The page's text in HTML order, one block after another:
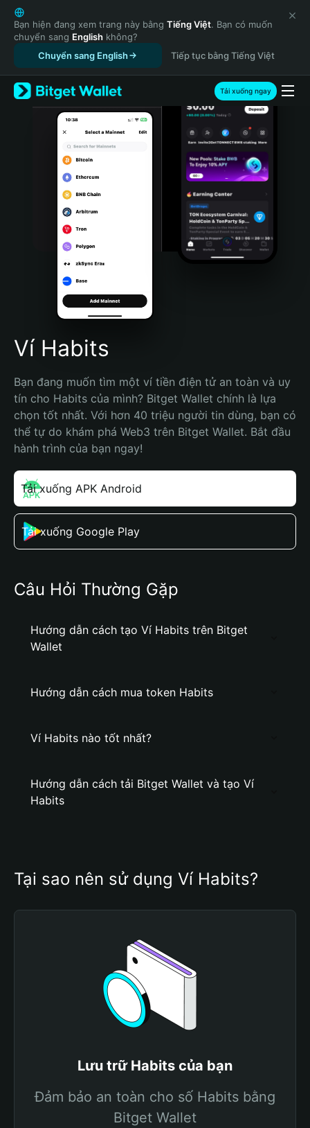
English
日本語
Tiếng Việt
Русский
Español (Latinoamérica)
Türkçe
Italiano
Português (Portugal)
Bahasa Indonesia
Português (Brasil)
Español (Argentina)
Bạn hiện đang xem trang này bằng Tiếng Việt. Bạn có muốn
chuyển sang English không?
Chuyển sang English
Tiếp tục bằng Tiếng Việt
Tải xuống ngay
Ví Habits
Bạn đang muốn tìm một ví tiền điện tử an toàn và uy
tín cho Habits của mình? Bitget Wallet chính là lựa
chọn tốt nhất. Với hơn 40 triệu người tin dùng, bạn có
thể tự do khám phá Web3 trên Bitget Wallet. Bắt đầu
hành trình của bạn ngay!
Tải xuống APK Android
Tải xuống Google Play
Câu Hỏi Thường Gặp
Hướng dẫn cách tạo Ví Habits trên Bitget
Wallet
Hướng dẫn cách mua token Habits
Ví Habits nào tốt nhất?
Hướng dẫn cách tải Bitget Wallet và tạo Ví
Habits
Tại sao nên sử dụng Ví Habits?
Lưu trữ Habits của bạn
Đảm bảo an toàn cho số Habits bằng
Bitget Wallet